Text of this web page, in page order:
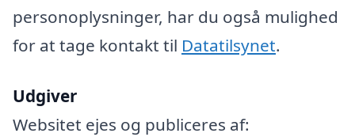
personoplysninger, har du også mulighed
for at tage kontakt til Datatilsynet.
Udgiver
Websitet ejes og publiceres af: